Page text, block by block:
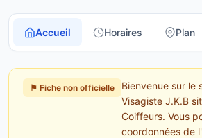
Accueil Horaires Plan
⚑ Fiche non officielle
Bienvenue sur le
Visagiste J.K.B
Coiffeurs. Vous
coordonnées de